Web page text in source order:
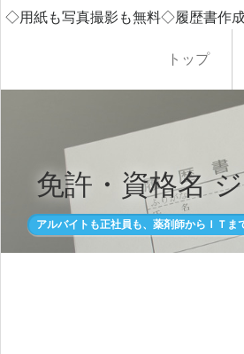
◇用紙も写真撮影も無料◇履歴書作
トップ
免許・資格名
アルバイトも正社員も、薬剤師からＩＴま